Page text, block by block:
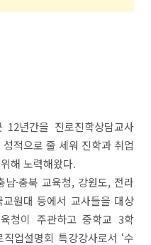
년간을 진로진학상담교사
적으로 줄 세워 진학과 취업
해 노력해왔다.
·충북 교육청, 강원도, 전라
원대 등에서 교사들을 대상
청이 주관하고 중학교 3학
업설명회 특강강사로서 ‘수